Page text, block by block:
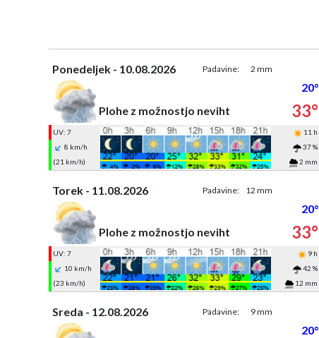
Ponedeljek - 10.08.2026 Padavine: 2 mm
20°
Plohe z možnostjo neviht
33°
UV: 7
11 h
8 km/h
37 %
(21 km/h)
2 mm
Torek - 11.08.2026 Padavine: 12 mm
20°
Plohe z možnostjo neviht
33°
UV: 7
9 h
10 km/h
42 %
(23 km/h)
12 mm
Sreda - 12.08.2026 Padavine: 9 mm
20°